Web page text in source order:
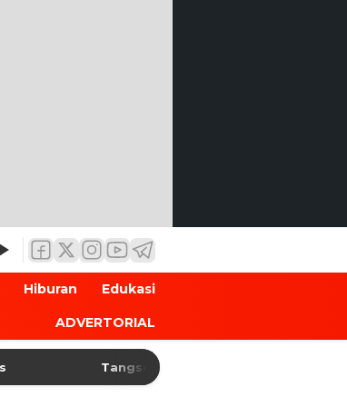
Hiburan Edukasi
ADVERTORIAL
Tangsel Matangkan Peringatan HUT Ke-